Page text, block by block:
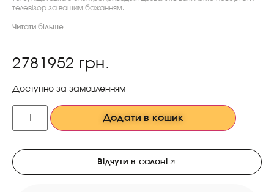
телевізор за вашим бажанням.
Читати більше
2781952 грн.
Доступно за замовленням
Додати в кошик
Відчути в салоні